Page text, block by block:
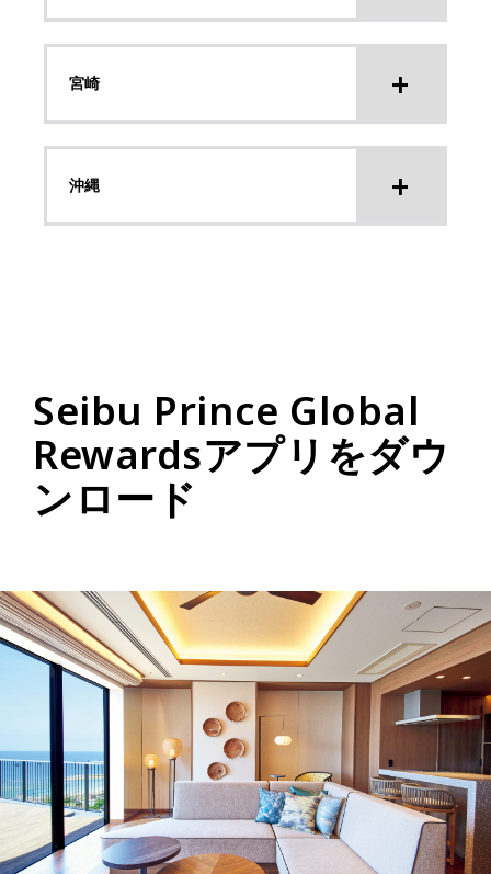
宮崎
沖縄
Seibu Prince Global
Rewardsアプリをダウ
ンロード